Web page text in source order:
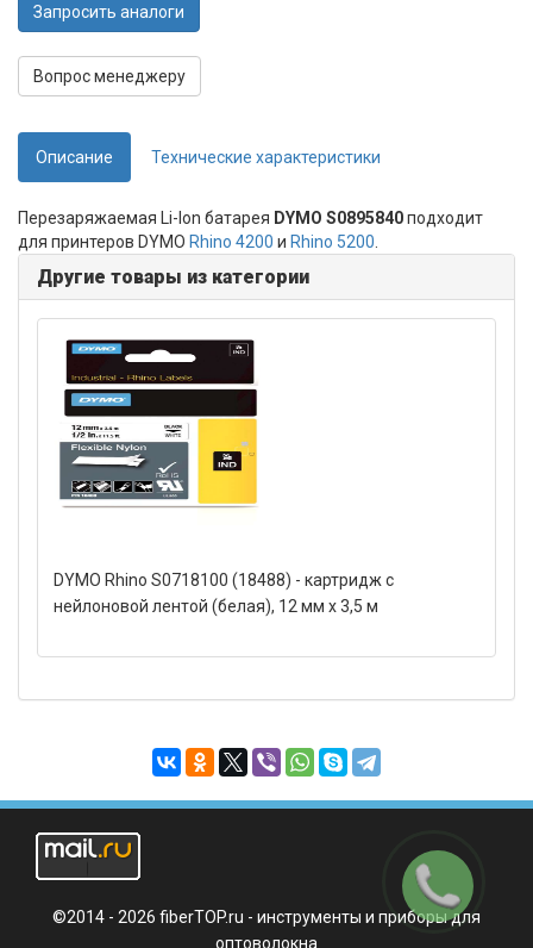
Запросить аналоги
Вопрос менеджеру
Описание Технические характеристики
Перезаряжаемая Li-Ion батарея DYMO S0895840подходит
для принтеров DYMO Rhino 4200 и Rhino 5200
Другие товары из категории
DYMO Rhino S0718100 (18488) - картридж с
нейлоновой лентой (белая), 12 мм x 3,5 м
©2014 - 2026 fiberTOP.ru - инструменты и приборы для
оптоволокна
Заказать
звонок